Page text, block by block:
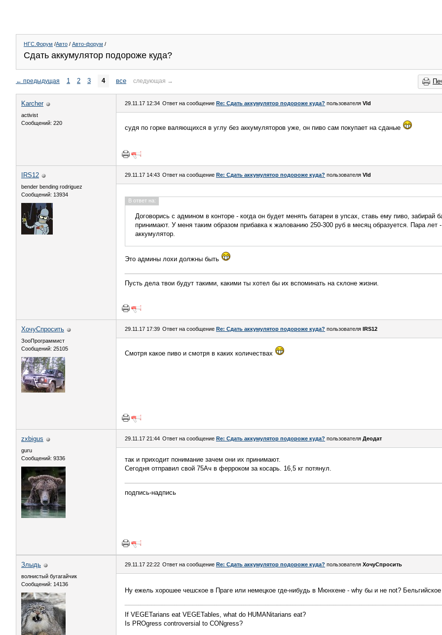
НГС.Форум /Авто / Авто-форум /
Сдать аккумулятор подороже куда?
← предыдущая 1 2 3 4 все следующая →
Karcher
activist
Сообщений: 220
29.11.17 12:34 Ответ на сообщение Re: Сдать аккумулятор подороже куда? пользователя Vld
судя по горке валяющихся в углу без аккумуляторов уже, он пиво сам покупает на сданые
IRS12
bender bending rodriguez
Сообщений: 13934
29.11.17 14:43 Ответ на сообщение Re: Сдать аккумулятор подороже куда? пользователя Vld
В ответ на:
Договорись с админом в конторе - когда он будет менять батареи в упсах, ставь ему пиво, забирай
принимают. У меня таким образом прибавка к жалованию 250-300 руб в месяц образуется. Пара лет
аккумулятор.
Это админы лохи должны быть
Пусть дела твои будут такими, какими ты хотел бы их вспоминать на склоне жизни.
ХочуСпросить
ЗооПрограммист
Сообщений: 25105
29.11.17 17:39 Ответ на сообщение Re: Сдать аккумулятор подороже куда? пользователя IRS12
Смотря какое пиво и смотря в каких количествах
zxbigus
guru
Сообщений: 9336
29.11.17 21:44 Ответ на сообщение Re: Сдать аккумулятор подороже куда? пользователя Деодат
так и приходит понимание зачем они их принимают.
Сегодня отправил свой 75Ач в ферроком за косарь. 16,5 кг потянул.
подпись-надпись
Злыдь
волнистый бугагайчик
Сообщений: 14136
29.11.17 22:22 Ответ на сообщение Re: Сдать аккумулятор подороже куда? пользователя ХочуСпросить
Ну ежель хорошее чешское в Праге или немецкое где-нибудь в Мюнхене - why бы и не not? Бельгийское
If VEGETarians eat VEGETables, what do HUMANitarians eat?
Is PROgress controversial to CONgress?